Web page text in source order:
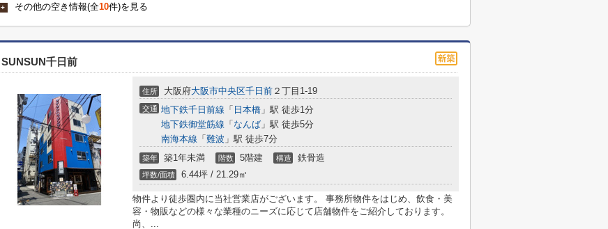
+ その他の空き情報(全10件)を見る
SUNSUN千日前
住所 大阪府大阪市中央区千日前 ２丁目1-19
交通 地下鉄千日前線 「 日本橋 」駅 徒歩1分
地下鉄御堂筋線 「 なんば 」駅 徒歩5分
南海本線 「 難波 」駅 徒歩7分
築年 築1年未満 階数 5階建 構造 鉄骨造
坪数/面積 6.44坪 / 21.29㎡
物件より徒歩圏内に当社営業店がございます。 事務所物件をはじめ、飲食・美
容・物販などの様々な業種のニーズに応じて店舗物件をご紹介しております。
尚、...